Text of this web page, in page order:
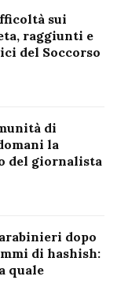
sui
raggiunti e
del Soccorso
di
la
del giornalista
dopo
di hashish:
quale